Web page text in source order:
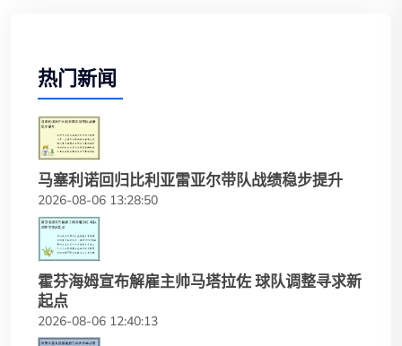
热门新闻
马塞利诺回归比利亚雷亚尔带队战绩稳步提升
2026-08-06 13:28:50
霍芬海姆宣布解雇主帅马塔拉佐 球队调整寻求新
起点
2026-08-06 12:40:13